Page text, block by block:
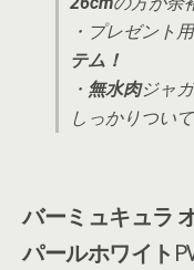
・プレゼント
テム！
・ 無水肉ジャ
しっかりついて
バーミュキュラ
パールホワイト